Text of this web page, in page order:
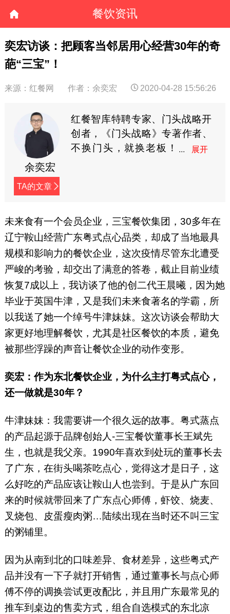
餐饮资讯
奕宏访谈：把顾客当邻居用心经营30年的奇
葩“三宝”！
来源：红餐网 作者：余奕宏 2020-04-28 15:56:26
余奕宏
TA的文章
红餐智库特聘专家、门头战略开
创者，《门头战略》专著作者、
不换门头，就换老板！
未来食有一个会员企业，三宝餐饮集团，30多年在
辽宁鞍山经营广东粤式点心品类，却成了当地最具
规模和影响力的餐饮企业，这次疫情尽管东北遭受
严峻的考验，却交出了满意的答卷，截止目前业绩
恢复7成以上，我访谈了他的创二代王晨曦，因为她
毕业于英国牛津，又是我们未来食著名的学霸，所
以我送了她一个绰号牛津妹妹。这次访谈会帮助大
家更好地理解餐饮，尤其是社区餐饮的本质，避免
被那些浮躁的声音让餐饮企业的动作变形。
奕宏：作为东北餐饮企业，为什么主打粤式点心，
还一做就是30年？
牛津妹妹：我需要讲一个很久远的故事。粤式蒸点
的产品起源于品牌创始人-三宝餐饮董事长王斌先
生，也就是我父亲。1990年喜欢到处玩的董事长去
了广东，在街头喝茶吃点心，觉得这才是日子，这
么好吃的产品应该让鞍山人也尝到。于是从广东回
来的时候就带回来了广东点心师傅，虾饺、烧麦、
叉烧包、皮蛋瘦肉粥…陆续出现在当时还不叫三宝
的粥铺里。
因为从南到北的口味差异、食材差异，这些粤式产
品并没有一下子就打开销售，通过董事长与点心师
傅不停的调换尝试更改配比，并且用广东最常见的
推车到桌边的售卖方式，组合自选模式的东北凉